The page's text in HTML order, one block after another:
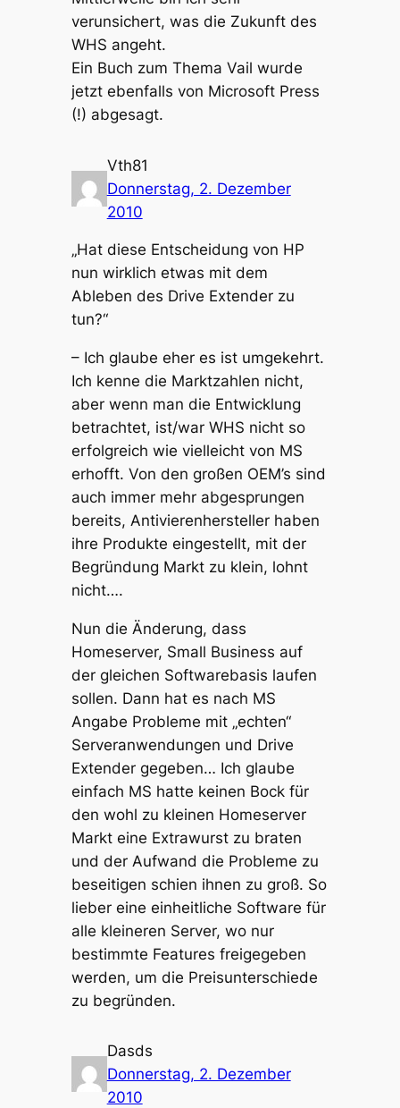
verunsichert, was die Zukunft des
WHS angeht.
Ein Buch zum Thema Vail wurde
jetzt ebenfalls von Microsoft Press
(!) abgesagt.
Vth81
Donnerstag, 2. Dezember
2010
„Hat diese Entscheidung von HP
nun wirklich etwas mit dem
Ableben des Drive Extender zu
tun?“
– Ich glaube eher es ist umgekehrt.
Ich kenne die Marktzahlen nicht,
aber wenn man die Entwicklung
betrachtet, ist/war WHS nicht so
erfolgreich wie vielleicht von MS
erhofft. Von den großen OEM’s sind
auch immer mehr abgesprungen
bereits, Antivierenhersteller haben
ihre Produkte eingestellt, mit der
Begründung Markt zu klein, lohnt
nicht….
Nun die Änderung, dass
Homeserver, Small Business auf
der gleichen Softwarebasis laufen
sollen. Dann hat es nach MS
Angabe Probleme mit „echten“
Serveranwendungen und Drive
Extender gegeben… Ich glaube
einfach MS hatte keinen Bock für
den wohl zu kleinen Homeserver
Markt eine Extrawurst zu braten
und der Aufwand die Probleme zu
beseitigen schien ihnen zu groß. So
lieber eine einheitliche Software für
alle kleineren Server, wo nur
bestimmte Features freigegeben
werden, um die Preisunterschiede
zu begründen.
Dasds
Donnerstag, 2. Dezember
2010